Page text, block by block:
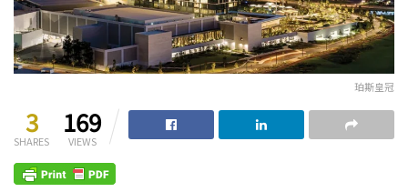
珀斯皇冠
3
SHARES
169
VIEWS